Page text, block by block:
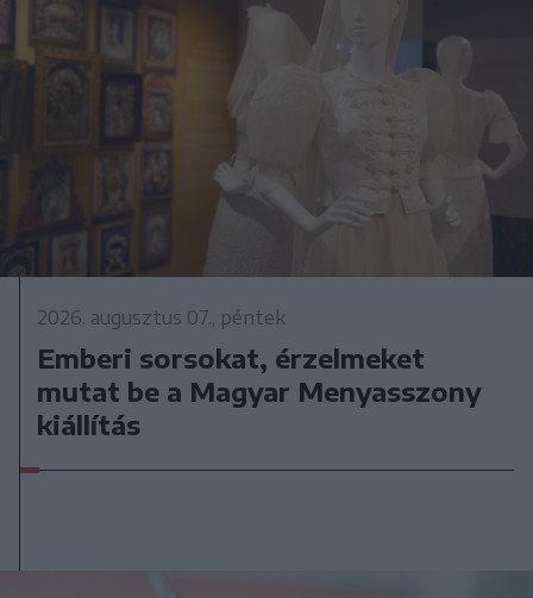
2026. augusztus 07., péntek
Emberi sorsokat, érzelmeket
mutat be a Magyar Menyasszony
kiállítás